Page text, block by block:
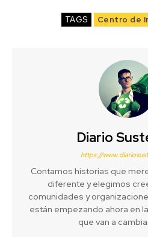
TAGS Centro de
Diario
https://
Contamos historias que
diferente y elegimos
comunidades y
están empezando ahora en
que van a